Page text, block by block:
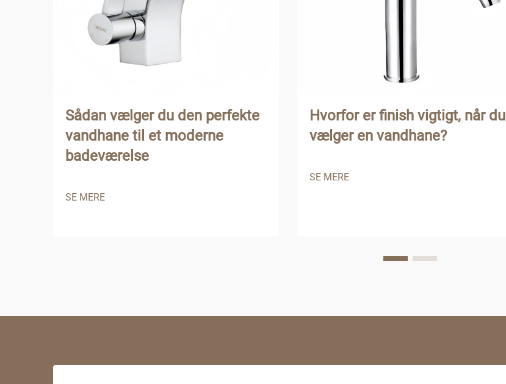
Sådan vælger du den perfekte
vandhane til et moderne
badeværelse
SE MERE
Hvorfor er finish vigtigt, når du
vælger en vandhane?
SE MERE